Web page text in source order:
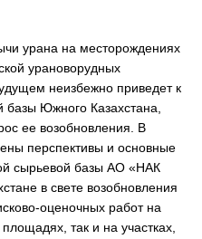
урана на месторождениях
урановорудных
неизбежно приведет к
Южного Казахстана,
ее возобновления. В
перспективы и основные
сырьевой базы АО «НАК
в свете возобновления
оценочных работ на
так и на участках,